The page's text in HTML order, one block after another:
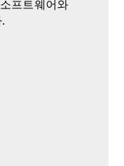
프트웨어와